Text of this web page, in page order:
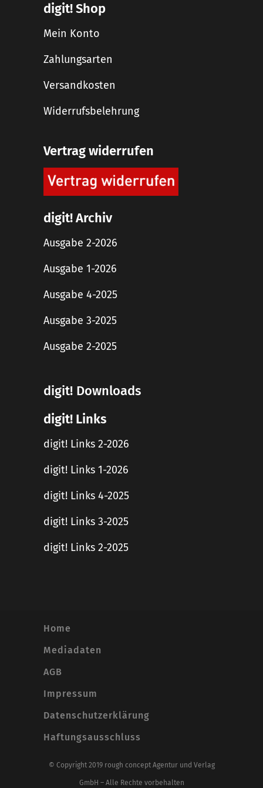
digit! Shop
Mein Konto
Zahlungsarten
Versandkosten
Widerrufsbelehrung
Vertrag widerrufen
digit! Archiv
Ausgabe 2-2026
Ausgabe 1-2026
Ausgabe 4-2025
Ausgabe 3-2025
Ausgabe 2-2025
digit! Downloads
digit! Links
digit! Links 2-2026
digit! Links 1-2026
digit! Links 4-2025
digit! Links 3-2025
digit! Links 2-2025
Home
Mediadaten
AGB
Impressum
Datenschutzerklärung
Haftungsausschluss
© Copyright 2019 rough concept Agentur und Verlag
GmbH – Alle Rechte vorbehalten